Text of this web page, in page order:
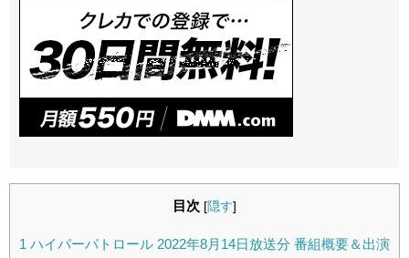
目次 [隠す]
1 ハイパーパトロール 2022年8月14日放送分 番組概要＆出演